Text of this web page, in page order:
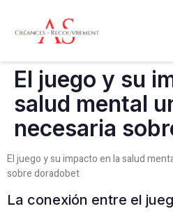
El juego y su
salud mental
necesaria
El juego y su impacto en la salud
sobre doradobet
La conexión entre el